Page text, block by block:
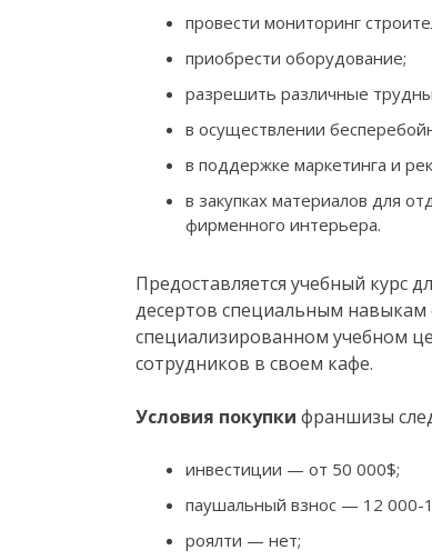
провести мониторинг
приобрести оборудование;
разрешить различные
в осуществлении
в поддержке маркетинга и
в закупках материалов для
фирменного интерьера.
Предоставляется учебный курс
десертов специальным навыкам
специализированном учебном
сотрудников в своем кафе.
Условия покупки франшизы
инвестиции — от 50 000$;
паушальный взнос — 12 000-
роялти — нет;